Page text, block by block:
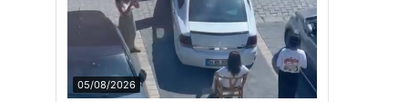
05/08/2026